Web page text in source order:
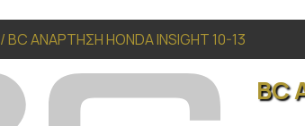
/ BC ΑΝΑΡΤΗΣΗ HONDA INSIGHT 10-13
BC